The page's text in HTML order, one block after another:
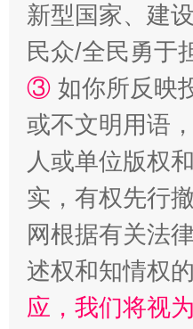
新型国家、建
民众/全民勇于
③ 如你所反映
或不文明用语
人或单位版权
实，有权先行
网根据有关法
述权和知情权
应，我们将视